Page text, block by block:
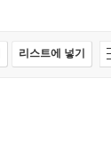
리스트에 넣기